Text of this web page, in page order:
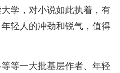
学，对小说如此执着，有
轻人的冲劲和锐气，值得
等一大批基层作者、年轻